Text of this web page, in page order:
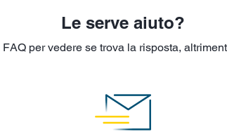
Le serve aiuto?
per vedere se trova la risposta,